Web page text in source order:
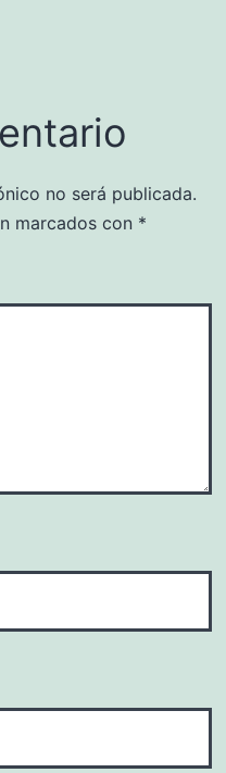
no será publicada.
marcados con *